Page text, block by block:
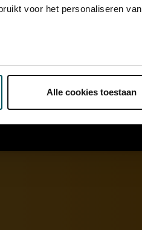
voor het personaliseren van
of intrekken.
Alle cookies toestaan